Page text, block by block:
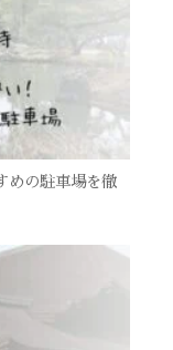
めの駐車場を徹